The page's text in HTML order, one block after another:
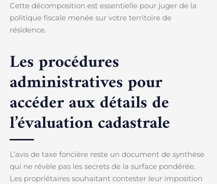
Cette décomposition est essentielle pour juger de la
politique fiscale menée sur votre territoire de
résidence.
Les procédures
administratives pour
accéder aux détails de
l’évaluation cadastrale
L’avis de taxe foncière reste un document de synthèse
qui ne révèle pas les secrets de la surface pondérée.
Les propriétaires souhaitant contester leur imposition